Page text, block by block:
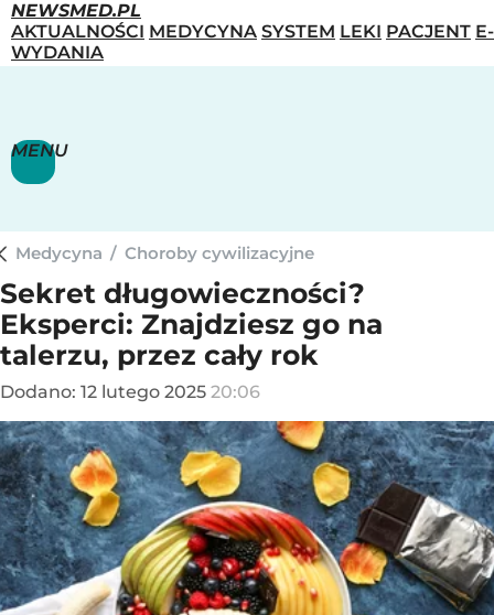
NEWSMED.PL
AKTUALNOŚCI MEDYCYNA SYSTEM LEKI PACJENT E-
WYDANIA
MENU
Medycyna / Choroby cywilizacyjne
Sekret długowieczności?
Eksperci: Znajdziesz go na
talerzu, przez cały rok
Dodano: 12 lutego 2025 20:06